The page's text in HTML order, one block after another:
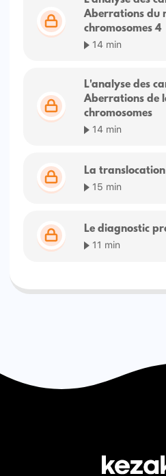
Aberrations du
chromosomes 4
14 min
L'analyse des
Aberrations de
chromosomes
14 min
La
15 min
Le diagnostic
11 min